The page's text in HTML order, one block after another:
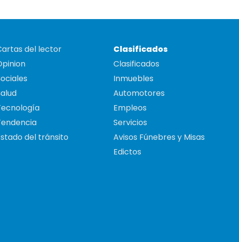
del lector
del tránsito
Clasificados
Clasificados
Inmuebles
Automotores
Empleos
Servicios
Avisos Fúnebres y Misas
Edictos